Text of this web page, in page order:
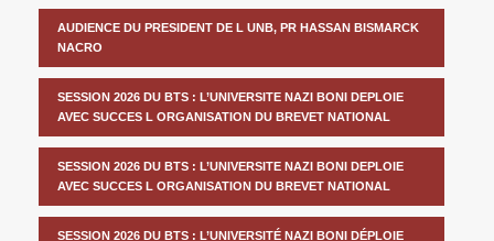
AUDIENCE DU PRESIDENT DE L UNB, PR HASSAN BISMARCK
NACRO
SESSION 2026 DU BTS : L’UNIVERSITE NAZI BONI DEPLOIE
AVEC SUCCES L ORGANISATION DU BREVET NATIONAL
SESSION 2026 DU BTS : L’UNIVERSITE NAZI BONI DEPLOIE
AVEC SUCCES L ORGANISATION DU BREVET NATIONAL
SESSION 2026 DU BTS : L’UNIVERSITÉ NAZI BONI DÉPLOIE